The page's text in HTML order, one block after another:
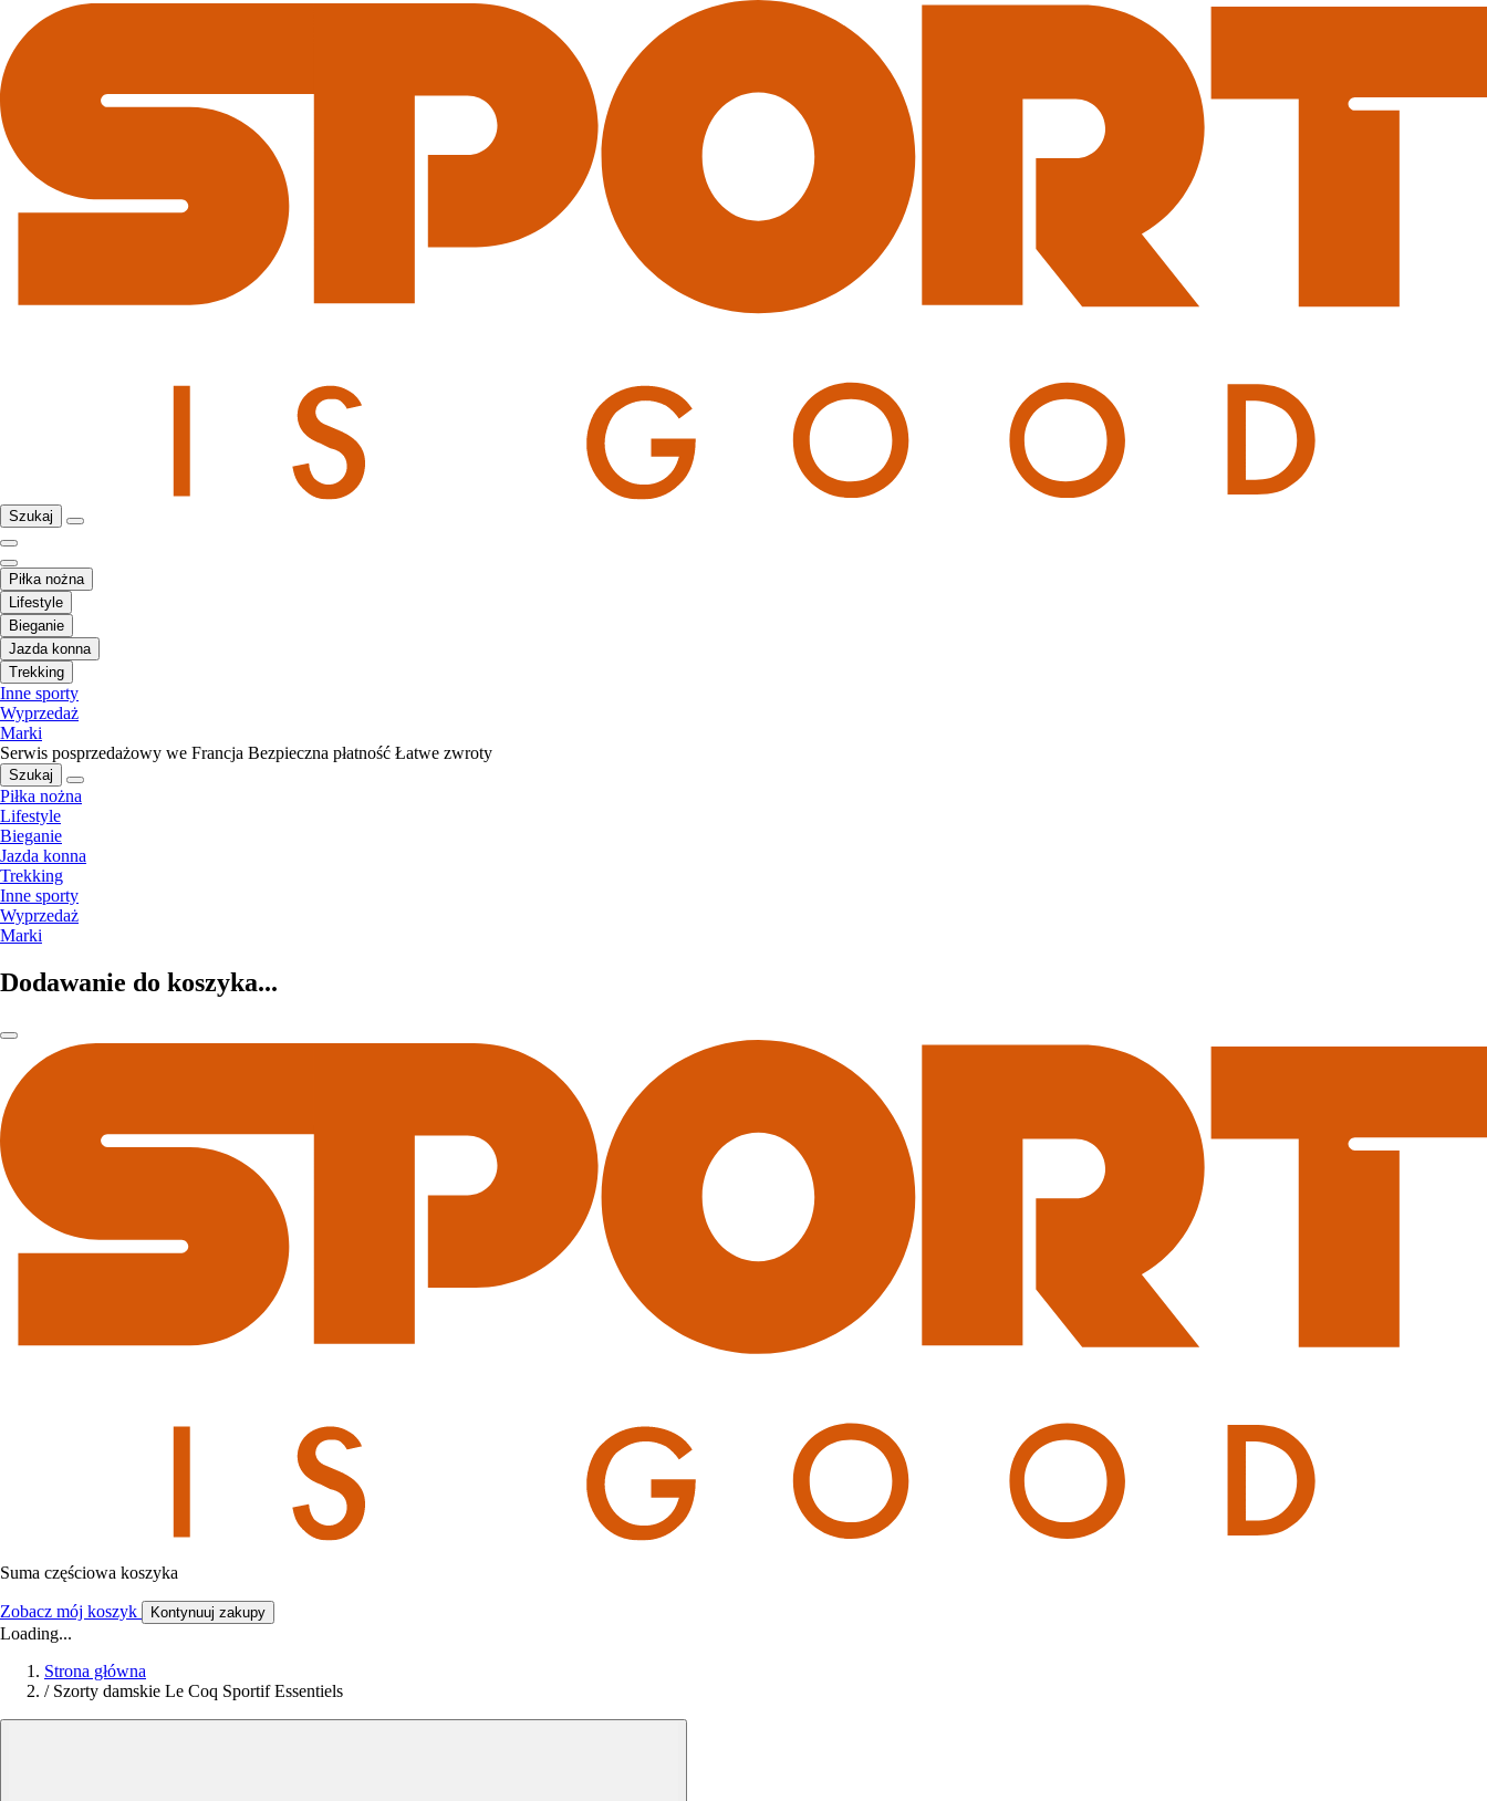
Szukaj
Piłka nożna
Lifestyle
Bieganie
Jazda konna
Trekking
Inne sporty
Wyprzedaż
Marki
Serwis posprzedażowy we Francja Bezpieczna płatność Łatwe zwroty
Szukaj
Piłka nożna
Lifestyle
Bieganie
Jazda konna
Trekking
Inne sporty
Wyprzedaż
Marki
Dodawanie do koszyka...
Suma częściowa koszyka
Zobacz mój koszyk Kontynuuj zakupy
Loading...
Strona główna
/ Szorty damskie Le Coq Sportif Essentiels